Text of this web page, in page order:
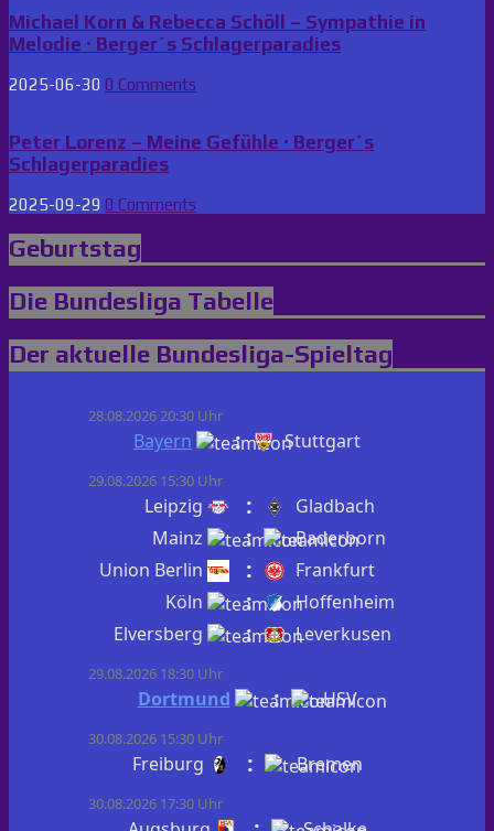
Michael Korn & Rebecca Schöll – Sympathie in
Melodie · Berger´s Schlagerparadies
2025-06-30 0 Comments
Peter Lorenz – Meine Gefühle · Berger´s
Schlagerparadies
2025-09-29 0 Comments
Geburtstag
Die Bundesliga Tabelle
Der aktuelle Bundesliga-Spieltag
28.08.2026 20:30 Uhr
Bayern : Stuttgart
29.08.2026 15:30 Uhr
Leipzig :
Gladbach
Mainz
:
Paderborn
Union Berlin
:
Frankfurt
Köln
:
Hoffenheim
Elversberg
: Leverkusen
29.08.2026 18:30 Uhr
Dortmund : HSV
30.08.2026 15:30 Uhr
Freiburg : Bremen
30.08.2026 17:30 Uhr